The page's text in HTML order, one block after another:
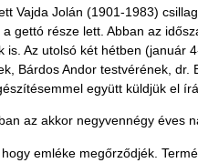
Vajda Jolán (1901-1983)
gettó része lett. Abban az
is. Az utolsó két hétben
Bárdos Andor testvérének,
együtt küldjük el
az akkor negyvennégy éves
emléke megőrződjék.